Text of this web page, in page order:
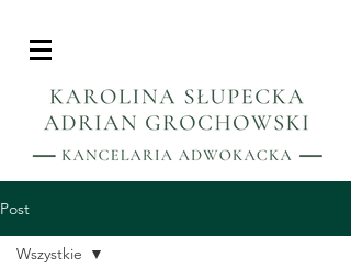
Post
Wszystkie